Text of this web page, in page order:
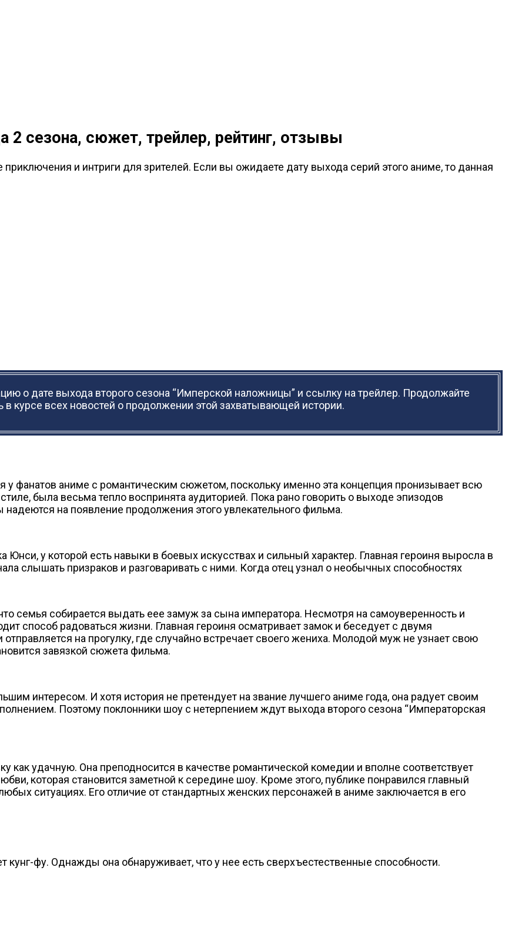
сезона, сюжет, трейлер, рейтинг, отзывы
и интриги для зрителей. Если вы ожидаете дату выхода серий этого аниме, то данная
о дате выхода второго сезона “Имперской наложницы” и ссылку на трейлер. Продолжайте
в курсе всех новостей о продолжении этой захватывающей истории.
у фанатов аниме с романтическим сюжетом, поскольку именно эта концепция пронизывает всю
была весьма тепло воспринята аудиторией. Пока рано говорить о выходе эпизодов
на появление продолжения этого увлекательного фильма.
у которой есть навыки в боевых искусствах и сильный характер. Главная героиня выросла в
слышать призраков и разговаривать с ними. Когда отец узнал о необычных способностях
семья собирается выдать еее замуж за сына императора. Несмотря на самоуверенность и
способ радоваться жизни. Главная героиня осматривает замок и беседует с двумя
на прогулку, где случайно встречает своего жениха. Молодой муж не узнает свою
завязкой сюжета фильма.
интересом. И хотя история не претендует на звание лучшего аниме года, она радует своим
Поэтому поклонники шоу с нетерпением ждут выхода второго сезона “Императорская
как удачную. Она преподносится в качестве романтической комедии и вполне соответствует
которая становится заметной к середине шоу. Кроме этого, публике понравился главный
ситуациях. Его отличие от стандартных женских персонажей в аниме заключается в его
кунг-фу. Однажды она обнаруживает, что у нее есть сверхъестественные способности.